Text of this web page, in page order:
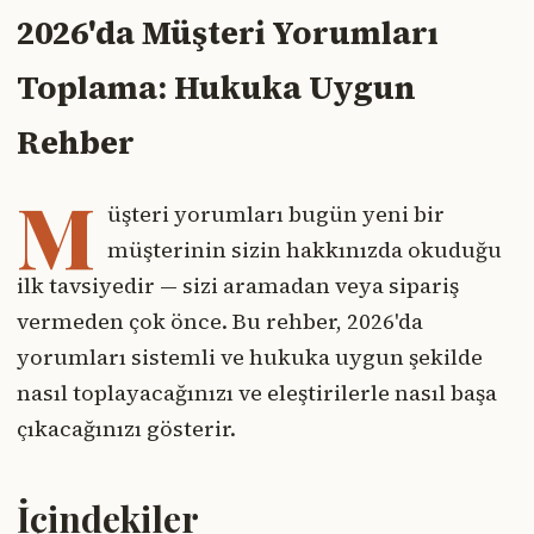
2026'da Müşteri Yorumları
Toplama: Hukuka Uygun
Rehber
M üşteri yorumları bugün yeni bir
müşterinin sizin hakkınızda okuduğu
ilk tavsiyedir — sizi aramadan veya sipariş
vermeden çok önce. Bu rehber, 2026'da
yorumları sistemli ve hukuka uygun şekilde
nasıl toplayacağınızı ve eleştirilerle nasıl başa
çıkacağınızı gösterir.
İçindekiler